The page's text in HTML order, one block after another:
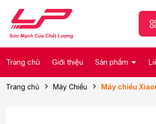
Trang chủ Giới thiệu Sản phẩm
Trang chủ Máy Chiếu Máy chiếu